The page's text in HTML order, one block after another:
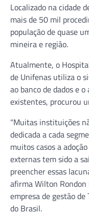
Localizado na cidade
mais de 50 mil
população de quase
mineira e região.
Atualmente, o
de Unifenas utiliza o
ao banco de dados e
existentes, procurou
“Muitas instituições
dedicada a cada
muitos casos a
externas tem sido a
preencher essas
afirma Wilton Rondon
empresa de gestão
do Brasil.